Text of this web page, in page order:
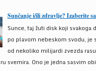
Sunčanje i/ili zdravlje? Izaberite
Sunce, taj žuti disk koji svakoga
po plavom nebeskom svodu, je
od nekoliko milijardi zvezda
svemira. Ono je jedna sasvim